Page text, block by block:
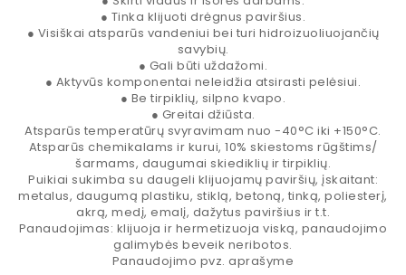
● Tinka klijuoti drėgnus paviršius.
● Visiškai atsparūs vandeniui bei turi hidroizuoliuojančių
savybių.
● Gali būti uždažomi.
● Aktyvūs komponentai neleidžia atsirasti pelėsiui.
● Be tirpiklių, silpno kvapo.
● Greitai džiūsta.
Atsparūs temperatūrų svyravimam nuo -40°C iki +150°C.
Atsparūs chemikalams ir kurui, 10% skiestoms rūgštims/
šarmams, daugumai skiediklių ir tirpiklių.
Puikiai sukimba su daugeli klijuojamų paviršių, įskaitant:
metalus, daugumą plastiku, stiklą, betoną, tinką, poliesterį,
akrą, medį, emalį, dažytus paviršius ir t.t.
Panaudojimas: klijuoja ir hermetizuoja viską, panaudojimo
galimybės beveik neribotos.
Panaudojimo pvz. aprašyme